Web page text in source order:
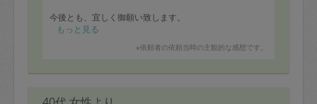
今後とも、宜しく御願い致します。
もっと見る
※依頼者の依頼当時の主観的な感想です。